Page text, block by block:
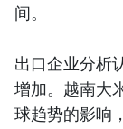
间。
出口企业分析
增加。越南大
球趋势的影响